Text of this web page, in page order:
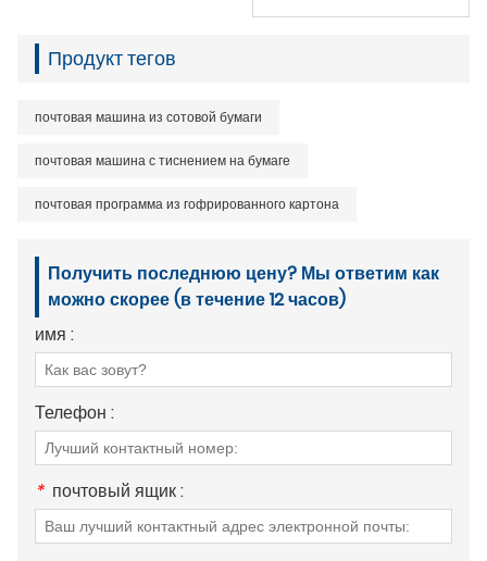
Продукт тегов
почтовая машина из сотовой бумаги
почтовая машина с тиснением на бумаге
почтовая программа из гофрированного картона
Получить последнюю цену? Мы ответим как
можно скорее (в течение 12 часов)
имя :
Телефон :
* почтовый ящик :